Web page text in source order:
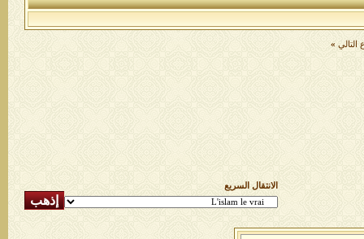
التالي »
الانتقال السريع